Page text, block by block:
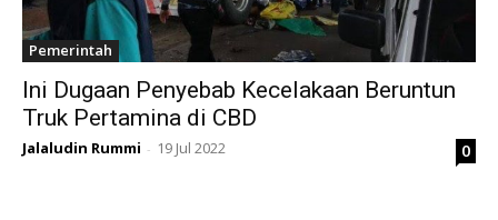
Pemerintah
Ini Dugaan Penyebab Kecelakaan Beruntun
Truk Pertamina di CBD
Jalaludin Rummi - 19 Jul 2022 0